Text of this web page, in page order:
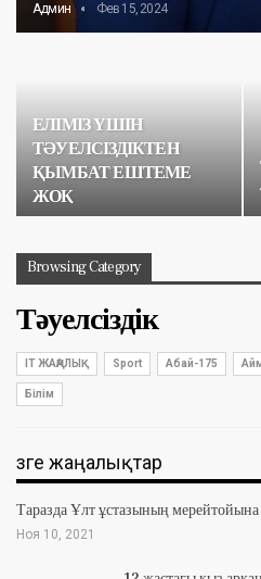
Админ Фев 15, 2024
ЕЛІМІЗ ҮШІН
ТӘУЕЛСІЗДІКТЕН
ҚЫМБАТ ЕШТЕМЕ
ЖОҚ
Browsing Category
Тәуелсіздік
IT ЖАҢАЛЫҚ Sport Абай-175
Білім
Өзге жаңалықтар
Таразда Ұлт ұстазының
Ноя 10, 2021